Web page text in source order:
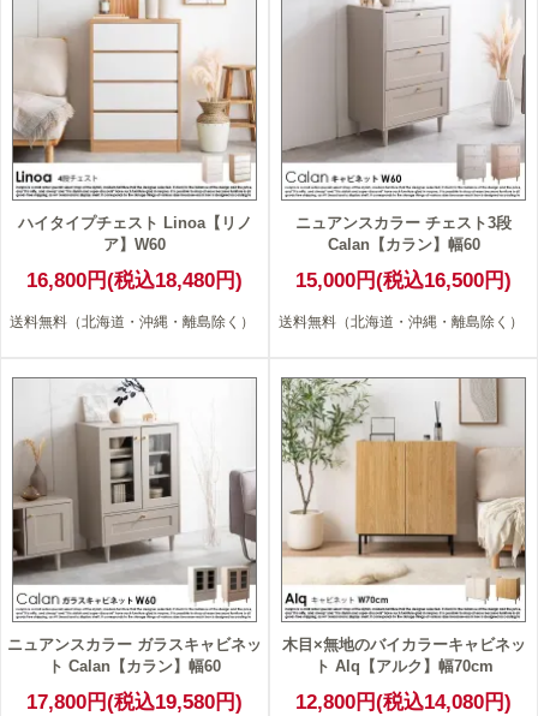
ハイタイプチェスト Linoa【リノ
ア】W60
16,800円(税込18,480円)
送料無料（北海道・沖縄・離島除く）
ニュアンスカラー チェスト3段
Calan【カラン】幅60
15,000円(税込16,500円)
送料無料（北海道・沖縄・離島除く）
ニュアンスカラー ガラスキャビネッ
ト Calan【カラン】幅60
17,800円(税込19,580円)
木目×無地のバイカラーキャビネッ
ト Alq【アルク】幅70cm
12,800円(税込14,080円)